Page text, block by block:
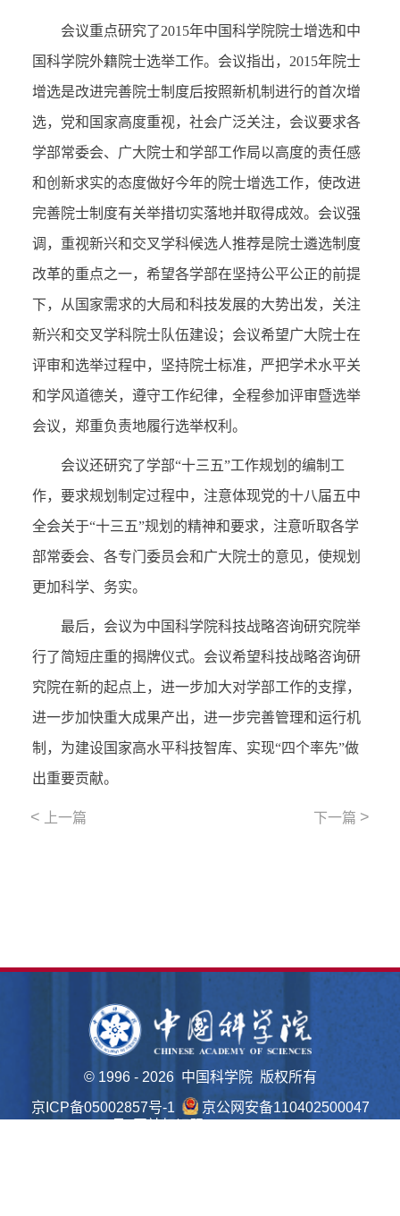
会议重点研究了2015年中国科学院院士增选和中
国科学院外籍院士选举工作。会议指出，2015年院士
增选是改进完善院士制度后按照新机制进行的首次增
选，党和国家高度重视，社会广泛关注，会议要求各
学部常委会、广大院士和学部工作局以高度的责任感
和创新求实的态度做好今年的院士增选工作，使改进
完善院士制度有关举措切实落地并取得成效。会议强
调，重视新兴和交叉学科候选人推荐是院士遴选制度
改革的重点之一，希望各学部在坚持公平公正的前提
下，从国家需求的大局和科技发展的大势出发，关注
新兴和交叉学科院士队伍建设；会议希望广大院士在
评审和选举过程中，坚持院士标准，严把学术水平关
和学风道德关，遵守工作纪律，全程参加评审暨选举
会议，郑重负责地履行选举权利。
会议还研究了学部“十三五”工作规划的编制工
作，要求规划制定过程中，注意体现党的十八届五中
全会关于“十三五”规划的精神和要求，注意听取各学
部常委会、各专门委员会和广大院士的意见，使规划
更加科学、务实。
最后，会议为中国科学院科技战略咨询研究院举
行了简短庄重的揭牌仪式。会议希望科技战略咨询研
究院在新的起点上，进一步加大对学部工作的支撑，
进一步加快重大成果产出，进一步完善管理和运行机
制，为建设国家高水平科技智库、实现“四个率先”做
出重要贡献。
< 上一篇 下一篇 >
© 1996 - 2026 中国科学院 版权所有
京ICP备05002857号-1
京公网安备110402500047